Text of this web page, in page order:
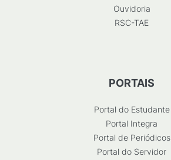
Ouvidoria
RSC-TAE
PORTAIS
Portal do Estudante
Portal Integra
Portal de Periódicos
Portal do Servidor